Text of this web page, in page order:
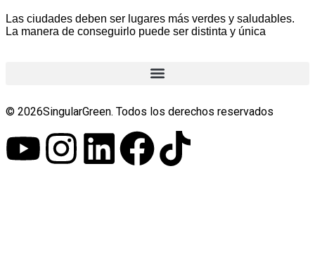
Las ciudades deben ser lugares más verdes y saludables.
La manera de conseguirlo puede ser distinta y única
© 2026SingularGreen. Todos los derechos reservados